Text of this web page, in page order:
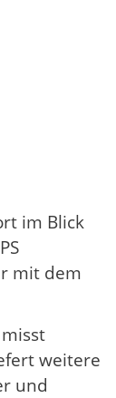
im Blick
mit dem
weitere
und